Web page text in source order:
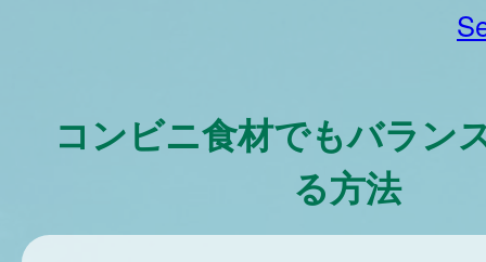
コンビニ食材でもバラン
る方法